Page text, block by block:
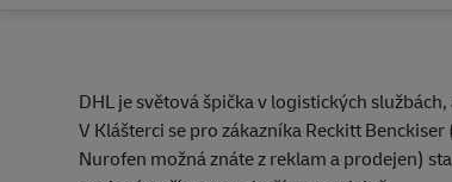
DHL je světová špička v logistických
V Klášterci se pro zákazníka Reckitt
Nurofen možná znáte z reklam a prodejen)